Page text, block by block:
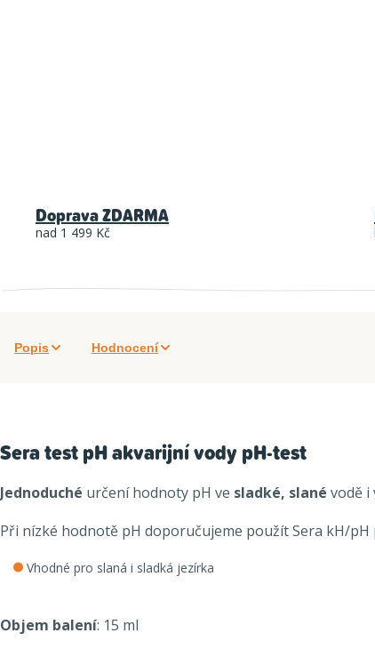
Doprava ZDARMA
nad 1 499 Kč
Popis Hodnocení
Sera test pH akvarijní vody pH-test
Jednoduché určení hodnoty pH ve sladké, slané vodě i
Při nízké hodnotě pH doporučujeme použít Sera kH/
Vhodné pro slaná i sladká jezírka
Objem balení: 15 ml